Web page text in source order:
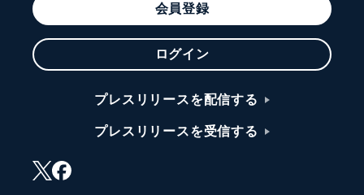
会員登録
ログイン
プレスリリースを配信する
プレスリリースを受信する